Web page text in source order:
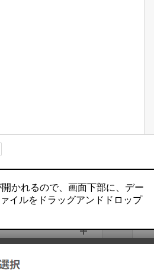
かれるので、画面下部に、デー
イルをドラッグアンドドロップ